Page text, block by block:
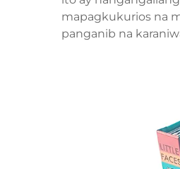
mapagkukurios na
panganib na